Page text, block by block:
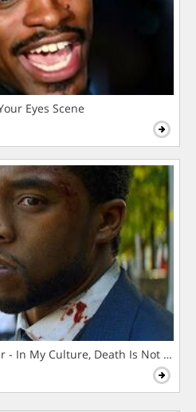
Eyes Scene
- In My Culture, Death Is Not The